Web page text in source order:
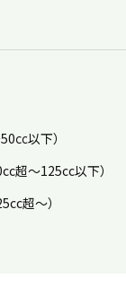
㏄以下）
超〜125cc以下）
超〜）